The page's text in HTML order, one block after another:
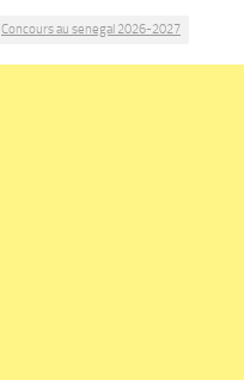
Concours au senegal 2026-2027